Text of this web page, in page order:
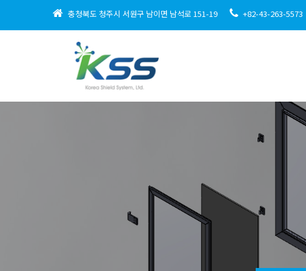
충청북도 청주시 서원구 남이면 남석로 151-19 +82-43-263-5573